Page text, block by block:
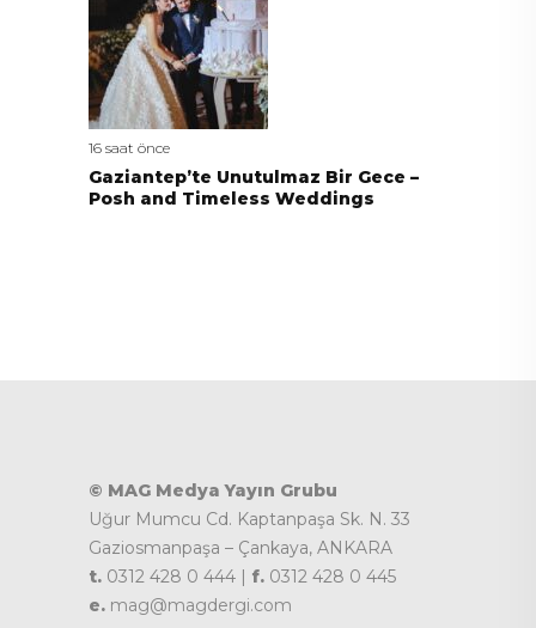
16 saat önce
Gaziantep’te Unutulmaz Bir Gece –
Posh and Timeless Weddings
© MAG Medya Yayın Grubu
Uğur Mumcu Cd. Kaptanpaşa Sk. N. 33
Gaziosmanpaşa – Çankaya, ANKARA
t. 0312 428 0 444 | f. 0312 428 0 445
e. mag@magdergi.com